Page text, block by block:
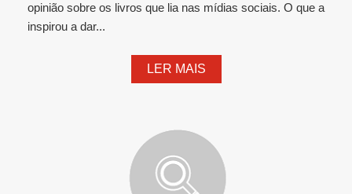
opinião sobre os livros que lia nas mídias sociais. O que a
inspirou a dar...
LER MAIS